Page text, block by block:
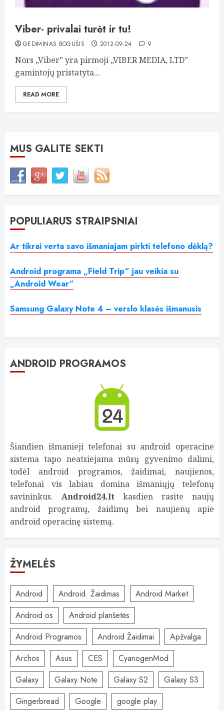
Viber- privalai turėt ir tu!
GEDIMINAS BOGUŠIS 2012-09-24 9
Nors „Viber” yra pirmoji „VIBER MEDIA, LTD”
gamintojų pristatyta...
READ MORE
MUS GALITE SEKTI
POPULIARŪS STRAIPSNIAI
Ar tikrai verta savo išmaniajam pirkti telefono dėklą?
Android programa „Field Trip“ jau veikia su
„Android Wear“
Samsung Galaxy Note 4 – verslo klasės išmanusis
ANDROID PROGRAMOS
Šiandien išmanieji telefonai su android operacine
sistema tapo neatsiejama mūsų gyvenimo dalimi,
todėl android programos, žaidimai, naujienos,
telefonai vis labiau domina išmaniųjų telefonų
savininkus. Android24.lt kasdien rasite naujų
android programų, žaidimų bei naujienų apie
android operacinę sistemą.
ŽYMELĖS
Android Android. Žaidimas
Android Market
Android os
Android planšetės
Android Programos
Android Žaidimai
Apžvalga
Archos
Asus CES
CyanogenMod
Galaxy
Galaxy Note Galaxy S2
Galaxy S3
Gingerbread
Google
google play